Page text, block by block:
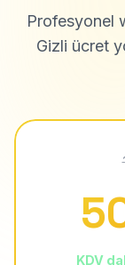
Profesyonel
Gizli ücret
KDV